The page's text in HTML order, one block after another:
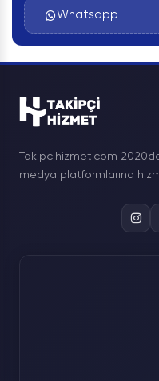
Whatsapp
Takipcihizmet.com
medya platformlarına